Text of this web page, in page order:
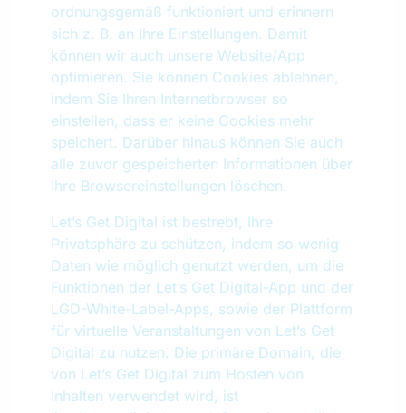
ordnungsgemäß funktioniert und erinnern
sich z. B. an Ihre Einstellungen. Damit
können wir auch unsere Website/App
optimieren. Sie können Cookies ablehnen,
indem Sie Ihren Internetbrowser so
einstellen, dass er keine Cookies mehr
speichert. Darüber hinaus können Sie auch
alle zuvor gespeicherten Informationen über
Ihre Browsereinstellungen löschen.
Let’s Get Digital ist bestrebt, Ihre
Privatsphäre zu schützen, indem so wenig
Daten wie möglich genutzt werden, um die
Funktionen der Let’s Get Digital-App und der
LGD-White-Label-Apps, sowie der Plattform
für virtuelle Veranstaltungen von Let’s Get
Digital zu nutzen. Die primäre Domain, die
von Let’s Get Digital zum Hosten von
Inhalten verwendet wird, ist